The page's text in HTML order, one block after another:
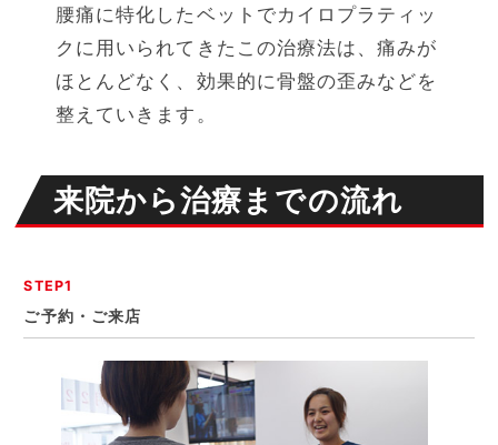
腰痛に特化したベットでカイロプラティッ
クに用いられてきたこの治療法は、痛みが
ほとんどなく、効果的に骨盤の歪みなどを
整えていきます。
来院から治療までの流れ
STEP1
ご予約・ご来店